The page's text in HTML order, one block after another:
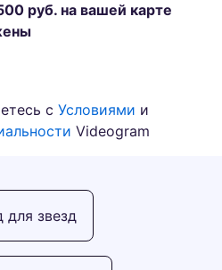
руб. на вашей карте
с Условиями и
Videogram
для звезд